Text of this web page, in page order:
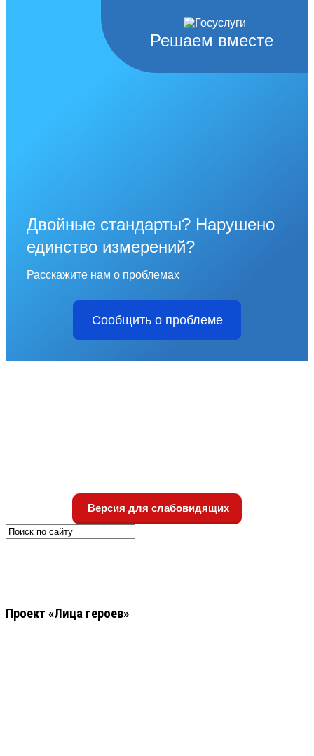
Решаем вместе
Двойные стандарты? Нарушено
единство измерений?
Расскажите нам о проблемах
Сообщить о проблеме
Версия для слабовидящих
Проект «Лица героев»